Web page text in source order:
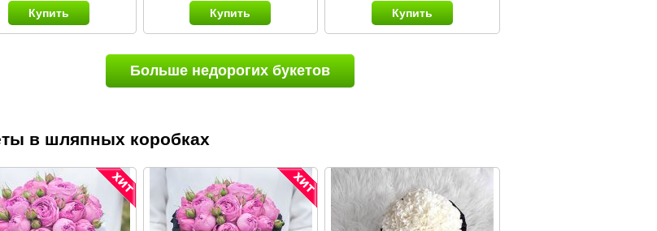
Купить
Купить
Купить
Больше недорогих букетов
в шляпных коробках